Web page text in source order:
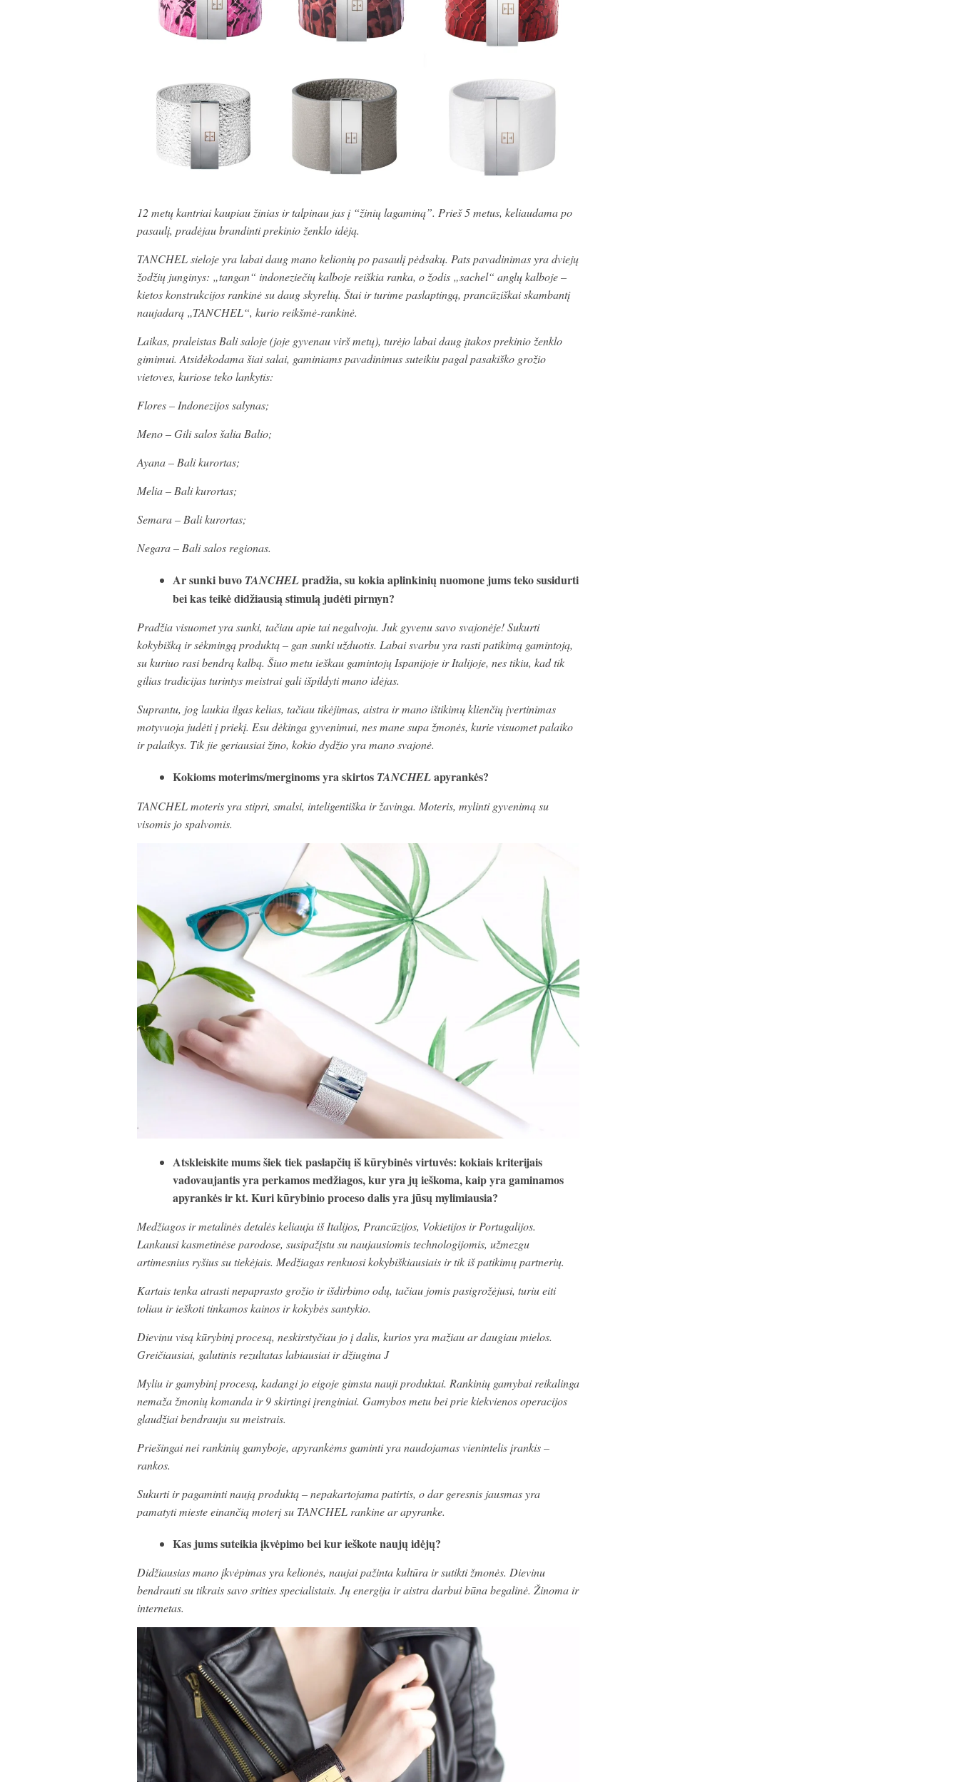
12 metų kantriai kaupiau žinias ir talpinau jas į “žinių lagaminą”. Prieš 5 metus, keliaudama po
pasaulį, pradėjau brandinti prekinio ženklo idėją.
TANCHEL sieloje yra labai daug mano kelionių po pasaulį pėdsakų. Pats pavadinimas yra dviejų
žodžių junginys: „tangan“ indoneziečių kalboje reiškia ranka, o žodis „sachel“ anglų kalboje –
kietos konstrukcijos rankinė su daug skyrelių. Štai ir turime paslaptingą, prancūziškai skambantį
naujadarą „TANCHEL“, kurio reikšmė-rankinė.
Laikas, praleistas Bali saloje (joje gyvenau virš metų), turėjo labai daug įtakos prekinio ženklo
gimimui. Atsidėkodama šiai salai, gaminiams pavadinimus suteikiu pagal pasakiško grožio
vietoves, kuriose teko lankytis:
Flores – Indonezijos salynas;
Meno – Gili salos šalia Balio;
Ayana – Bali kurortas;
Melia – Bali kurortas;
Semara – Bali kurortas;
Negara – Bali salos regionas.
Ar sunki buvo TANCHELpradžia, su kokia aplinkinių nuomone jums teko susidurti
bei kas teikė didžiausią stimulą judėti pirmyn?
Pradžia visuomet yra sunki, tačiau apie tai negalvoju. Juk gyvenu savo svajonėje! Sukurti
kokybišką ir sėkmingą produktą – gan sunki užduotis. Labai svarbu yra rasti patikimą gamintoją,
su kuriuo rasi bendrą kalbą. Šiuo metu ieškau gamintojų Ispanijoje ir Italijoje, nes tikiu, kad tik
gilias tradicijas turintys meistrai gali išpildyti mano idėjas.
Suprantu, jog laukia ilgas kelias, tačiau tikėjimas, aistra ir mano ištikimų klienčių įvertinimas
motyvuoja judėti į priekį. Esu dėkinga gyvenimui, nes mane supa žmonės, kurie visuomet palaiko
ir palaikys. Tik jie geriausiai žino, kokio dydžio yra mano svajonė.
Kokioms moterims/merginoms yra skirtos TANCHELapyrankės?
TANCHEL moteris yra stipri, smalsi, inteligentiška ir žavinga. Moteris, mylinti gyvenimą su
visomis jo spalvomis.
Atskleiskite mums šiek tiek paslapčių iš kūrybinės virtuvės: kokiais kriterijais
vadovaujantis yra perkamos medžiagos, kur yra jų ieškoma, kaip yra gaminamos
apyrankės ir kt. Kuri kūrybinio proceso dalis yra jūsų mylimiausia?
Medžiagos ir metalinės detalės keliauja iš Italijos, Prancūzijos, Vokietijos ir Portugalijos.
Lankausi kasmetinėse parodose, susipažįstu su naujausiomis technologijomis, užmezgu
artimesnius ryšius su tiekėjais. Medžiagas renkuosi kokybiškiausiais ir tik iš patikimų partnerių.
Kartais tenka atrasti nepaprasto grožio ir išdirbimo odų, tačiau jomis pasigrožėjusi, turiu eiti
toliau ir ieškoti tinkamos kainos ir kokybės santykio.
Dievinu visą kūrybinį procesą, neskirstyčiau jo į dalis, kurios yra mažiau ar daugiau mielos.
Greičiausiai, galutinis rezultatas labiausiai ir džiugina J
Myliu ir gamybinį procesą, kadangi jo eigoje gimsta nauji produktai. Rankinių gamybai reikalinga
nemaža žmonių komanda ir 9 skirtingi įrenginiai. Gamybos metu bei prie kiekvienos operacijos
glaudžiai bendrauju su meistrais.
Priešingai nei rankinių gamyboje, apyrankėms gaminti yra naudojamas vienintelis įrankis –
rankos.
Sukurti ir pagaminti naują produktą – nepakartojama patirtis, o dar geresnis jausmas yra
pamatyti mieste einančią moterį su TANCHEL rankine ar apyranke.
Kas jums suteikia įkvėpimo bei kur ieškote naujų idėjų?
Didžiausias mano įkvėpimas yra kelionės, naujai pažinta kultūra ir sutikti žmonės. Dievinu
bendrauti su tikrais savo srities specialistais. Jų energija ir aistra darbui būna begalinė. Žinoma ir
internetas.